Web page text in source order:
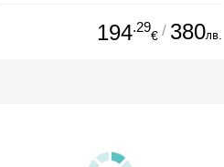
194.29
€ / 380лв.